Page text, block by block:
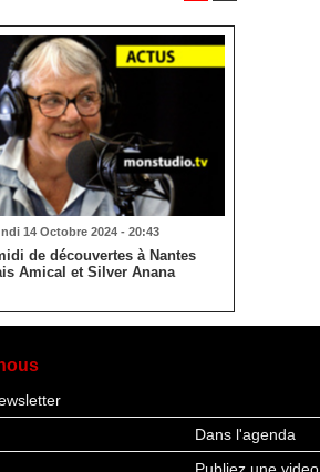
14 Octobre 2024 - 20:43
de découvertes à Nantes
Amical et Silver Anana
Dans l'agenda